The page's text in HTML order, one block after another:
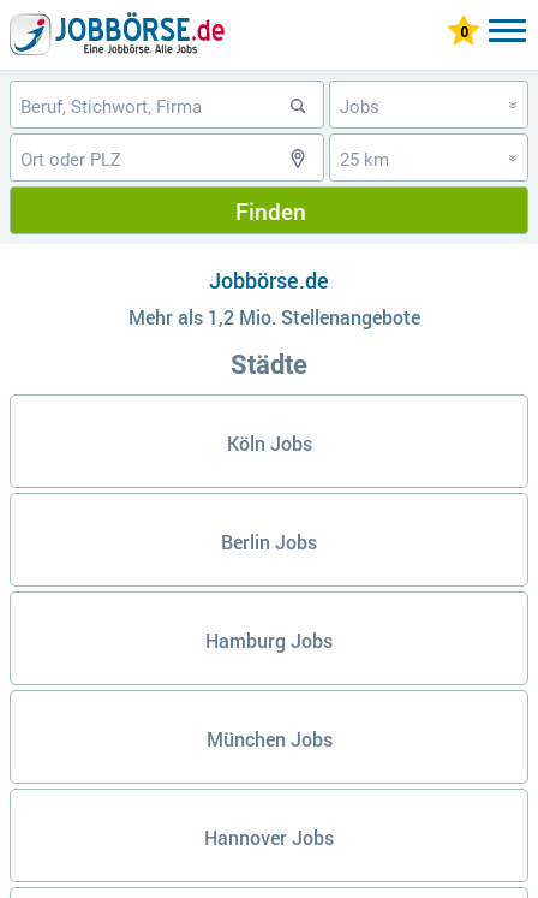
Jobs »
25 km »
Finden
Jobbörse.de
Mehr als 1,2 Mio. Stellenangebote
Städte
Köln Jobs
Berlin Jobs
Hamburg Jobs
München Jobs
Hannover Jobs